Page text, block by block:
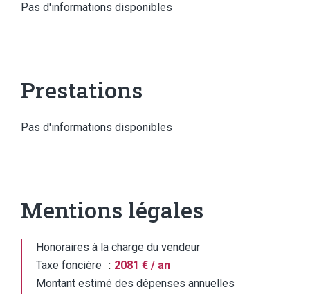
Pas d'informations disponibles
Prestations
Pas d'informations disponibles
Mentions légales
Honoraires à la charge du vendeur
Taxe foncière
2081 € / an
Montant estimé des dépenses annuelles